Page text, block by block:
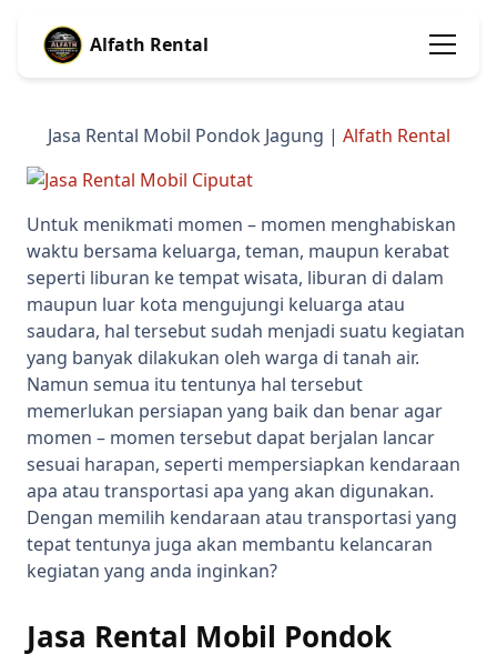
Alfath Rental
Jasa Rental Mobil Pondok Jagung | Alfath Rental
Untuk menikmati momen – momen menghabiskan
waktu bersama keluarga, teman, maupun kerabat
seperti liburan ke tempat wisata, liburan di dalam
maupun luar kota mengujungi keluarga atau
saudara, hal tersebut sudah menjadi suatu kegiatan
yang banyak dilakukan oleh warga di tanah air.
Namun semua itu tentunya hal tersebut
memerlukan persiapan yang baik dan benar agar
momen – momen tersebut dapat berjalan lancar
sesuai harapan, seperti mempersiapkan kendaraan
apa atau transportasi apa yang akan digunakan.
Dengan memilih kendaraan atau transportasi yang
tepat tentunya juga akan membantu kelancaran
kegiatan yang anda inginkan?
Jasa Rental Mobil Pondok